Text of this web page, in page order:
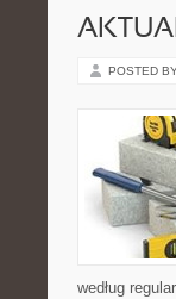
POSTED
według